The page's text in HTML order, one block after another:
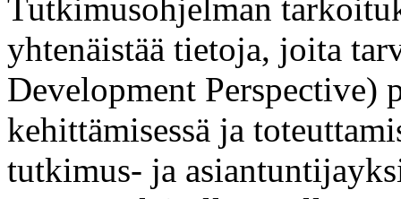
Tutkimusohjelman
yhtenäistää tietoja, joita
Development
kehittämisessä ja
tutkimus- ja